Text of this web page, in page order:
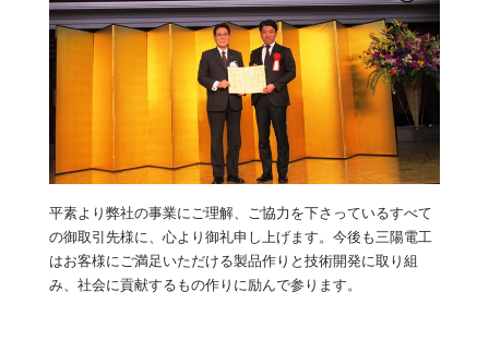
平素より弊社の事業にご理解、ご協力を下さっているすべて
の御取引先様に、心より御礼申し上げます。今後も三陽電工
はお客様にご満足いただける製品作りと技術開発に取り組
み、社会に貢献するもの作りに励んで参ります。